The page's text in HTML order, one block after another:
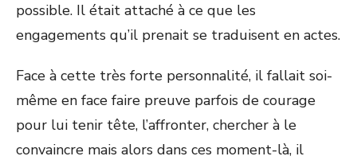
possible. Il était attaché à ce que les
engagements qu’il prenait se traduisent en actes.
Face à cette très forte personnalité, il fallait soi-
même en face faire preuve parfois de courage
pour lui tenir tête, l’affronter, chercher à le
convaincre mais alors dans ces moment-là, il